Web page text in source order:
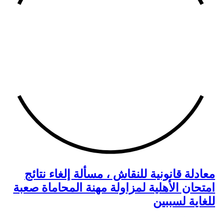
معادلة قانونية للنقاش ، مسألة إلغاء نتائج
امتحان الأهلية لمزاولة مهنة المحاماة صعبة
للغاية لسببين